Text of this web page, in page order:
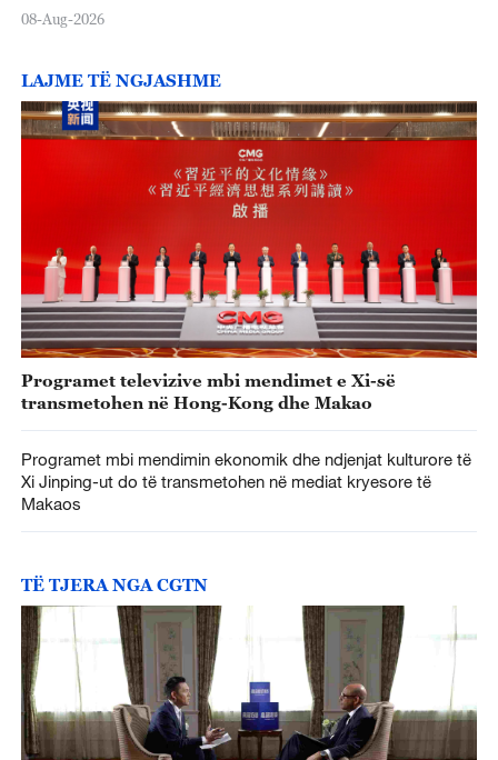
08-Aug-2026
LAJME TË NGJASHME
Programet televizive mbi mendimet e Xi-së
transmetohen në Hong-Kong dhe Makao
Programet mbi mendimin ekonomik dhe ndjenjat kulturore të
Xi Jinping-ut do të transmetohen në mediat kryesore të
Makaos
TË TJERA NGA CGTN